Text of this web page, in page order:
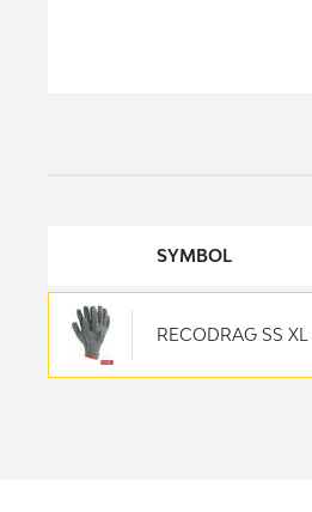
SYMBOL
RECODRAG SS XL